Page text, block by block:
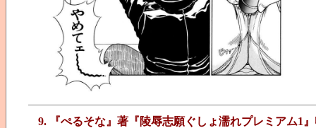
9. 『ぺるそな』著『陵辱志願ぐしょ濡れプレミアム1